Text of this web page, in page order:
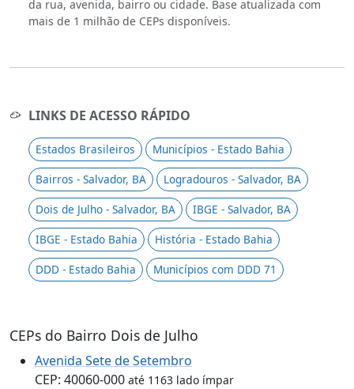
da rua, avenida, bairro ou cidade. Base atualizada com
mais de 1 milhão de CEPs disponíveis.
LINKS DE ACESSO RÁPIDO
Estados Brasileiros
Municípios - Estado Bahia
Bairros - Salvador, BA
Logradouros - Salvador, BA
Dois de Julho - Salvador, BA
IBGE - Salvador, BA
IBGE - Estado Bahia
História - Estado Bahia
DDD - Estado Bahia
Municípios com DDD 71
CEPs do Bairro Dois de Julho
Avenida Sete de Setembro
CEP: 40060-000 até 1163 lado ímpar